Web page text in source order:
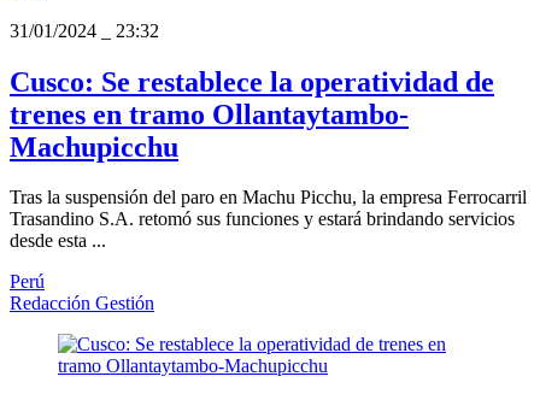
31/01/2024
23:32
Cusco: Se restablece la operatividad de
trenes en tramo Ollantaytambo-
Machupicchu
Tras la suspensión del paro en Machu Picchu, la empresa Ferrocarril
Trasandino S.A. retomó sus funciones y estará brindando servicios
desde esta ...
Perú
Redacción Gestión